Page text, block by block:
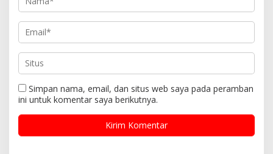
Simpan nama, email, dan situs web saya pada peramban
ini untuk komentar saya berikutnya.